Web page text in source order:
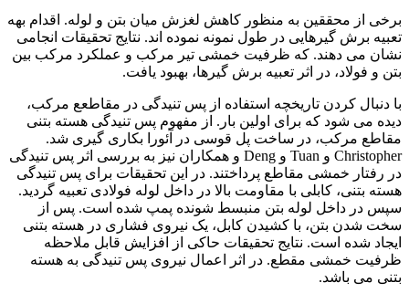
برخی از محققین به منظور کاهش لغزش میان بتن و لوله. اقدام بهه
تعبیه برش گیرهایی در طول نمونه نموده اند. نتایج تحقیقات انجامی
نشان می دهند. که ظرفیت خمشی تیر مرکب و عملکرد مرکب بین
بتن و فولاد، در اثر تعبیه برش گیرها، بهبود یافت.
با دنبال کردن تاریخچه استفاده از پس تنیدگی در مقاطعع مرکب،
دیده می شود که برای اولین بار. از مفهوم پس تنیدگی هسته بتنی
مقاطع مرکب، در ساخت پل قوسی در آئورا بکاری گیری شد.
Christopher و Tuan و Deng و همکاران نیز به بررسی اثر پس تنیدگی
در رفتار خمشی مقاطع پرداختند. در این تحقیقات برای پس تنیدگی
هسته بتنی، کابلی با مقاومت بالا در داخل لوله فولادی تعبیه گردید.
سپس در داخل لوله بتن منبسط شونده پمپ شده است. پس از
سخت شدن بتن، با کشیدن کابل، یک نیروی فشاری در هسته بتنی
ایجاد شده است. نتایج تحقیقات حاکی از افزایش قابل ملاحظه
ظرفیت خمشی مقطع. در اثر اعمال نیروی پس تنیدگی به هسته
بتنی می باشد.